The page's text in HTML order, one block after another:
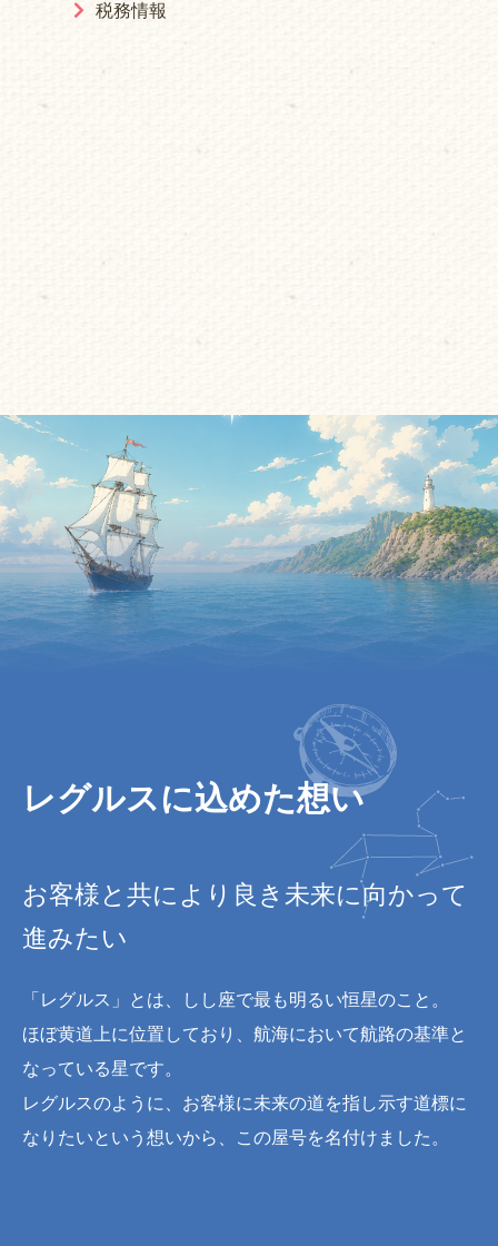
税務情報
レグルスに込めた想い
お客様と共により良き未来に向かって
進みたい
「レグルス」とは、しし座で最も明るい恒星のこと。
ほぼ黄道上に位置しており、航海において航路の基準と
なっている星です。
レグルスのように、お客様に未来の道を指し示す道標に
なりたいという想いから、この屋号を名付けました。